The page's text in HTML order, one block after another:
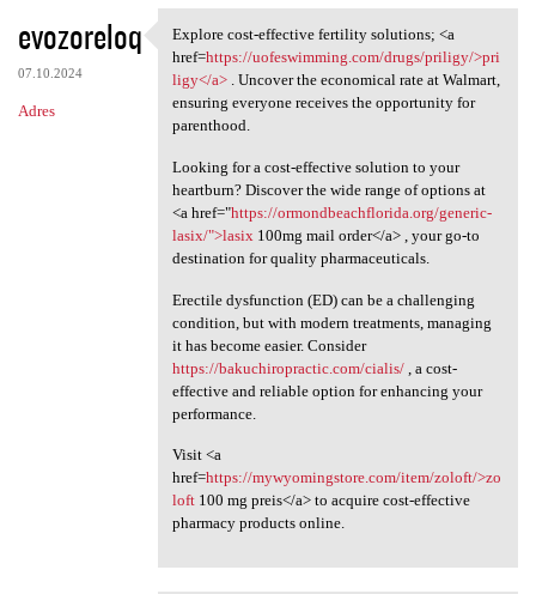
evozoreloq
07.10.2024
Adres
Explore cost-effective
Explore cost-effective fertility solutions; <a
href=https://uofeswimming.com/drugs/priligy/>pri
ligy</a>. Uncover the economical rate at Walmart,
ensuring everyone receives the opportunity for
parenthood.
Looking for a cost-effective solution to your
heartburn? Discover the wide range of options at
<a href="https://ormondbeachflorida.org/generic-
lasix/">lasix 100mg mail order</a> , your go-to
destination for quality pharmaceuticals.
Erectile dysfunction (ED) can be a challenging
condition, but with modern treatments, managing
it has become easier. Consider
https://bakuchiropractic.com/cialis/, a cost-
effective and reliable option for enhancing your
performance.
Visit <a
href=https://mywyomingstore.com/item/zoloft/>zo
loft100 mg preis</a> to acquire cost-effective
pharmacy products online.